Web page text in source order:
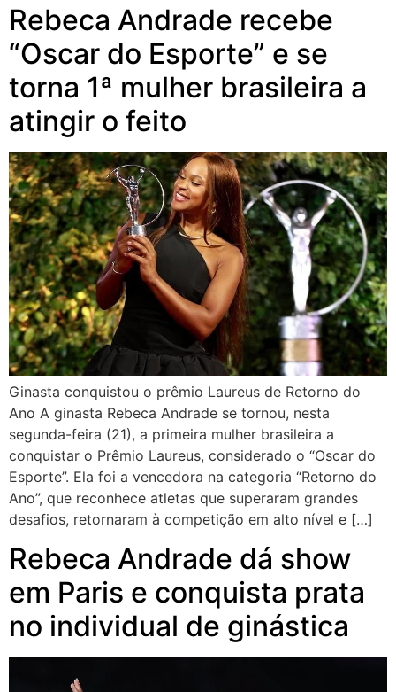
Rebeca Andrade recebe
“Oscar do Esporte” e se
torna 1ª mulher brasileira a
atingir o feito
Ginasta conquistou o prêmio Laureus de Retorno do
Ano A ginasta Rebeca Andrade se tornou, nesta
segunda-feira (21), a primeira mulher brasileira a
conquistar o Prêmio Laureus, considerado o “Oscar do
Esporte”. Ela foi a vencedora na categoria “Retorno do
Ano”, que reconhece atletas que superaram grandes
desafios, retornaram à competição em alto nível e […]
Rebeca Andrade dá show
em Paris e conquista prata
no individual de ginástica